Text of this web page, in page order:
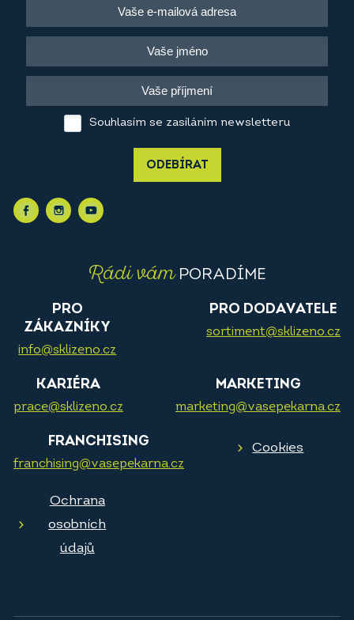
Souhlasím se zasíláním newsletteru
ODEBÍRAT
Rádi vámPORADÍME
PRO
ZÁKAZNÍKY
info@sklizeno.cz
PRO DODAVATELE
sortiment@sklizeno.cz
KARIÉRA
prace@sklizeno.cz
MARKETING
marketing@vasepekarna.cz
FRANCHISING
franchising@vasepekarna.cz
Cookies
Ochrana
osobních
údajů